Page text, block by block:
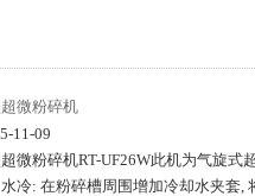
微粉碎机
11-09
微粉碎机RT-UF26W此机为气旋
冷: 在粉碎槽周围增加冷却水夹套,